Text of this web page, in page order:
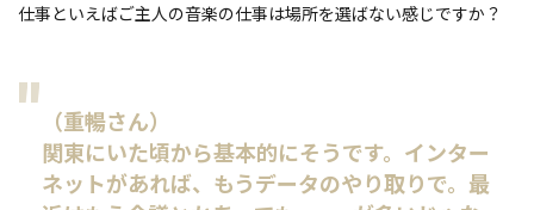
仕事といえばご主人の音楽の仕事は場所を選ばない感じですか？
（重暢さん）
関東にいた頃から基本的にそうです。インター
ネットがあれば、もうデータのやり取りで。最